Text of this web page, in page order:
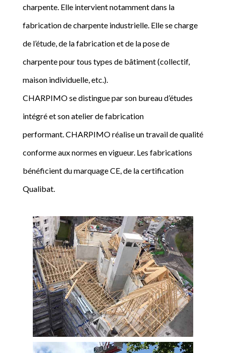
charpente. Elle intervient notamment dans la
fabrication de charpente industrielle. Elle se charge
de l’étude, de la fabrication et de la pose de
charpente pour tous types de bâtiment (collectif,
maison individuelle, etc.).
CHARPIMO se distingue par son bureau d’études
intégré et son atelier de fabrication
performant. CHARPIMO réalise un travail de qualité
conforme aux normes en vigueur. Les fabrications
bénéficient du marquage CE, de la certification
Qualibat.